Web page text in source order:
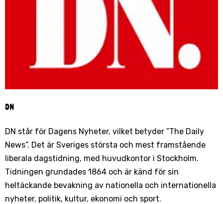
DN
DN står för Dagens Nyheter, vilket betyder ”The Daily
News”. Det är Sveriges största och mest framstående
liberala dagstidning, med huvudkontor i Stockholm.
Tidningen grundades 1864 och är känd för sin
heltäckande bevakning av nationella och internationella
nyheter, politik, kultur, ekonomi och sport.